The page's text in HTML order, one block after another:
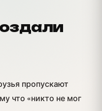
пропускают
что «никто не мог